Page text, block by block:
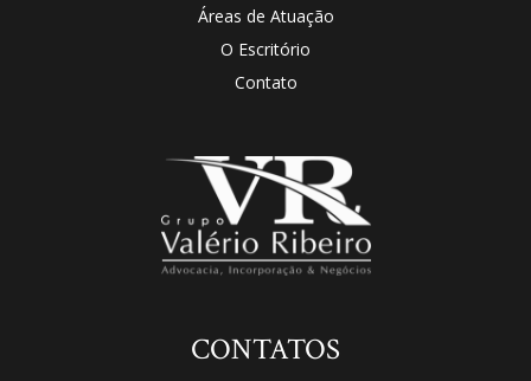
Áreas de Atuação
O Escritório
Contato
CONTATOS